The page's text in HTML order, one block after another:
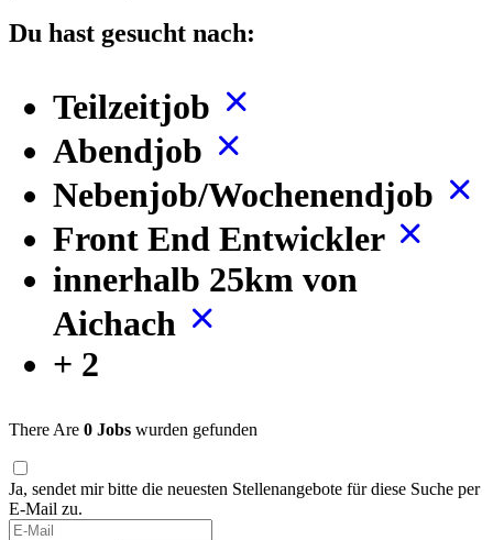
Du hast gesucht nach:
Teilzeitjob
Abendjob
Nebenjob/Wochenendjob
Front End Entwickler
innerhalb 25km von
Aichach
+ 2
There Are 0 Jobs wurden gefunden
Ja, sendet mir bitte die neuesten Stellenangebote für diese Suche per
E-Mail zu.